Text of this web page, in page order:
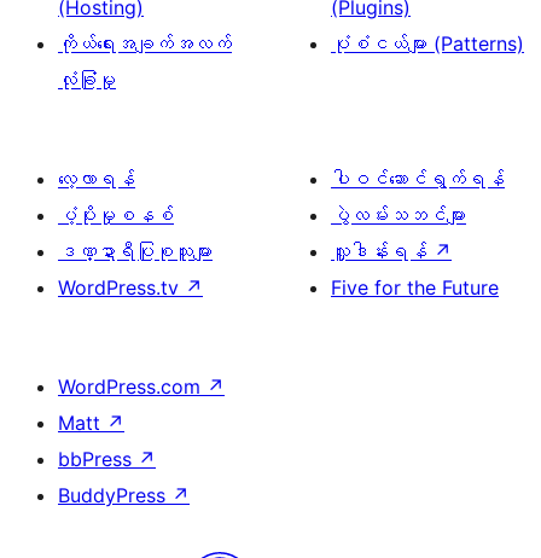
(Hosting)
ကိုယ်ရေးအချက်အလက်
လုံခြုံမှု
(Plugins)
ပုံစံငယ်များ (Patterns)
လေ့လာရန်
ပံ့ပိုးမှုစနစ်
ဒဏ္ဍာရီပြုစုသူများ
WordPress.tv ↗
ပါဝင်ဆောင်ရွက်ရန်
ပွဲလမ်းသဘင်များ
လှူဒါန်းရန် ↗
Five for the Future
WordPress.com ↗
Matt ↗
bbPress ↗
BuddyPress ↗